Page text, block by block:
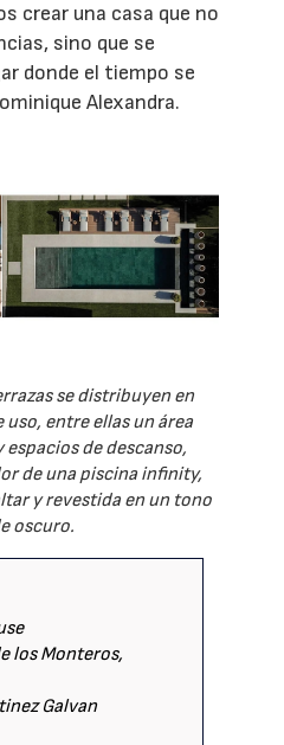
crear una casa que no
sino que se
donde el tiempo se
Alexandra.
se distribuyen en
entre ellas un área
de descanso,
de una piscina infinity,
y revestida en un tono
oscuro.
los Monteros,
Galvan